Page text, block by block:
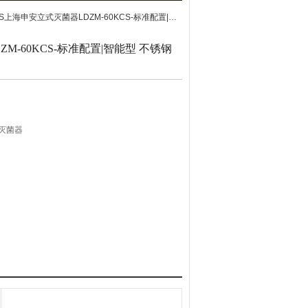
立式灭菌器LDZM-60KCS-标准配置|智能型 不锈钢立式灭菌器报价
60KCS-标准配置|智能型 不锈钢
菌器